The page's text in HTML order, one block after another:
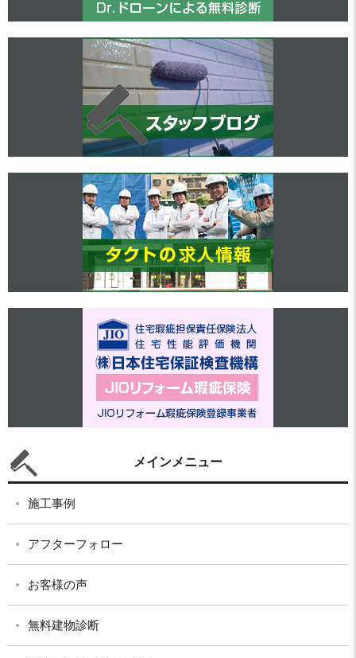
メインメニュー
施工事例
アフターフォロー
お客様の声
無料建物診断